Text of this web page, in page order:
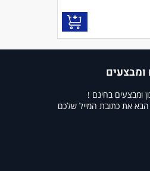
ומבצעים
ומבצעים בחינם !
את כתובת המייל שלכם